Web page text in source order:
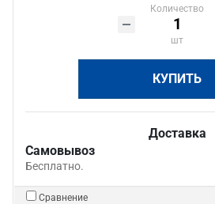
Количество
шт
КУПИТЬ
Доставка
Самовывоз
Бесплатно.
Сравнение